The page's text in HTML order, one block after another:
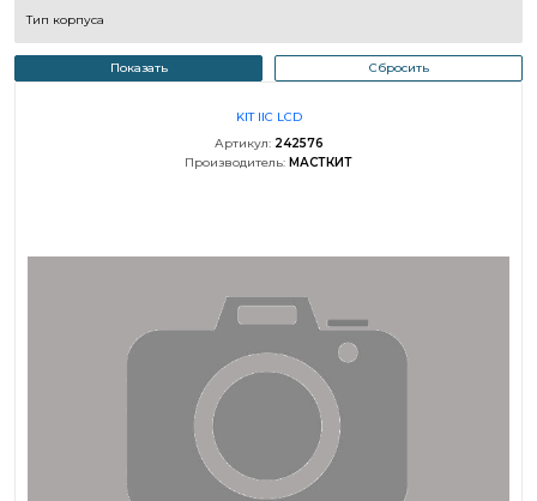
Тип корпуса
Показать Сбросить
KIT IIC LCD
Артикул: 242576
Производитель: МАСТКИТ